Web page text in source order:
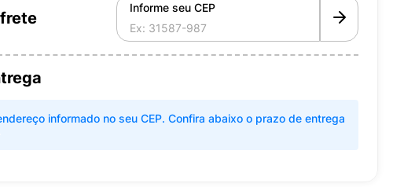
Informe seu CEP
informado no seu CEP. Confira abaixo o prazo de entrega